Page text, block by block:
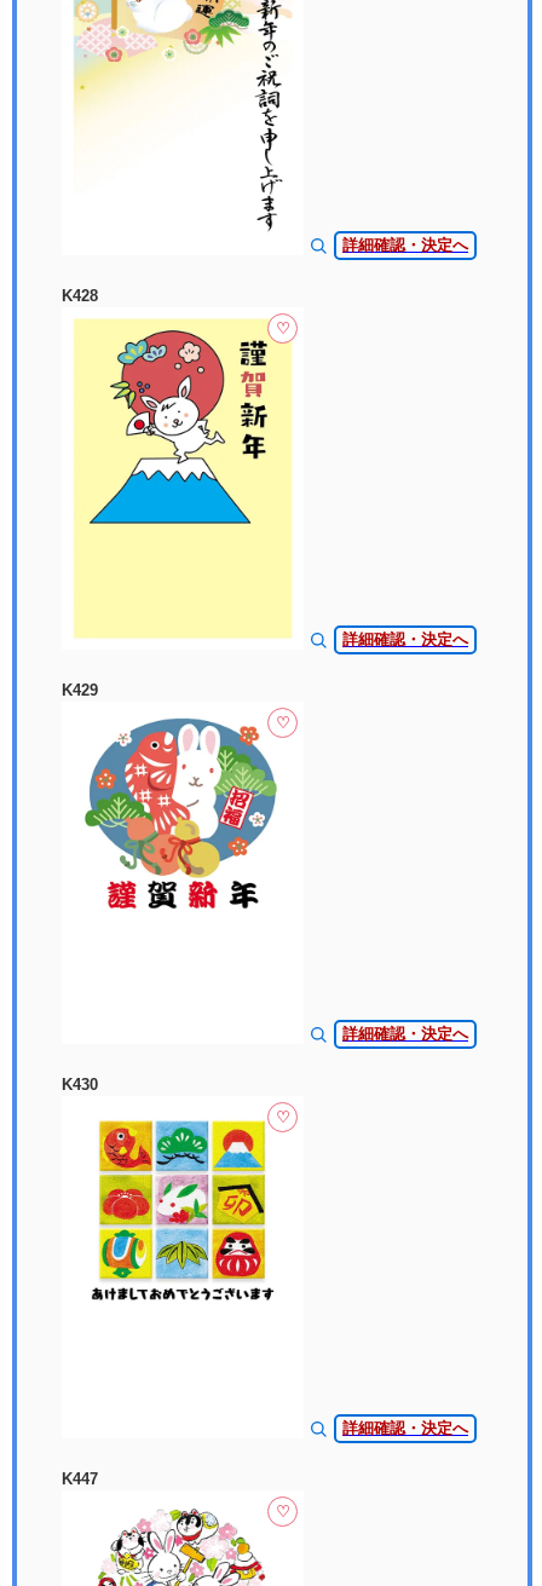
詳細確認・決定へ
K428
♡
詳細確認・決定へ
K429
♡
詳細確認・決定へ
K430
♡
詳細確認・決定へ
K447
♡